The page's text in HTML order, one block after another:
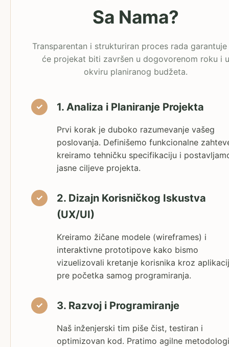
Sa Nama?
Transparentan i strukturiran proces rada garantuje
će projekat biti završen u dogovorenom roku i u
okviru planiranog budžeta.
1. Analiza i Planiranje Projekta
Prvi korak je duboko razumevanje vašeg
poslovanja. Definišemo funkcionalne
kreiramo tehničku specifikaciju i
jasne ciljeve projekta.
2. Dizajn Korisničkog Iskustva
(UX/UI)
Kreiramo žičane modele (wireframes) i
interaktivne prototipove kako bismo
vizuelizovali kretanje korisnika kroz
pre početka samog programiranja.
3. Razvoj i Programiranje
Naš inženjerski tim piše čist, testiran i
optimizovan kod. Pratimo agilne